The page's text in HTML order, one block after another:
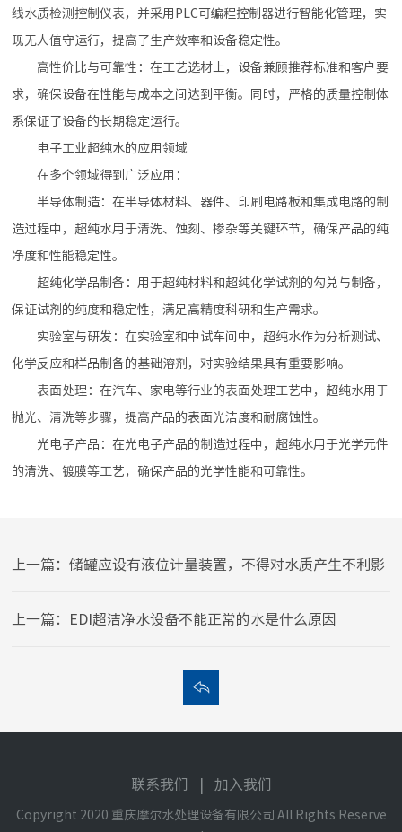
线水质检测控制仪表，并采用PLC可编程控制器进行智能化管理，实
现无人值守运行，提高了生产效率和设备稳定性。
高性价比与可靠性：在工艺选材上，设备兼顾推荐标准和客户要
求，确保设备在性能与成本之间达到平衡。同时，严格的质量控制体
系保证了设备的长期稳定运行。
电子工业超纯水的应用领域
在多个领域得到广泛应用：
半导体制造：在半导体材料、器件、印刷电路板和集成电路的制
造过程中，超纯水用于清洗、蚀刻、掺杂等关键环节，确保产品的纯
净度和性能稳定性。
超纯化学品制备：用于超纯材料和超纯化学试剂的勾兑与制备，
保证试剂的纯度和稳定性，满足高精度科研和生产需求。
实验室与研发：在实验室和中试车间中，超纯水作为分析测试、
化学反应和样品制备的基础溶剂，对实验结果具有重要影响。
表面处理：在汽车、家电等行业的表面处理工艺中，超纯水用于
抛光、清洗等步骤，提高产品的表面光洁度和耐腐蚀性。
光电子产品：在光电子产品的制造过程中，超纯水用于光学元件
的清洗、镀膜等工艺，确保产品的光学性能和可靠性。
上一篇：储罐应设有液位计量装置，不得对水质产生不利影
响
上一篇：EDI超洁净水设备不能正常的水是什么原因
联系我们 加入我们
Copyright 2020 重庆摩尔水处理设备有限公司 All Rights Reserve